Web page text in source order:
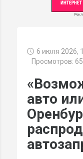
6 июля 2026,
Просмотров:
авто